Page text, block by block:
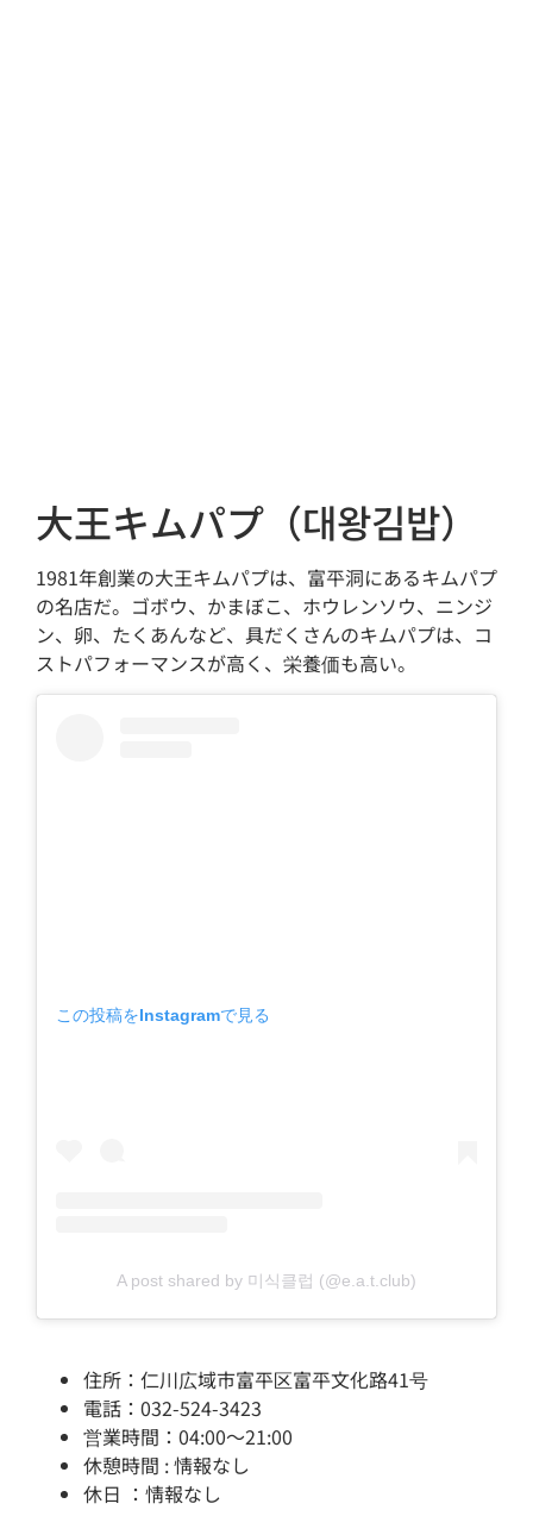
大王キムパプ（대왕김밥）
1981年創業の大王キムパプは、富平洞にあるキムパプ
の名店だ。ゴボウ、かまぼこ、ホウレンソウ、ニンジ
ン、卵、たくあんなど、具だくさんのキムパプは、コ
ストパフォーマンスが高く、栄養価も高い。
この投稿をInstagramで見る
A post shared by 미식클럽 (@e.a.t.club)
住所：仁川広域市富平区富平文化路41号
電話：032-524-3423
営業時間：04:00～21:00
休憩時間 : 情報なし
休日 ：情報なし